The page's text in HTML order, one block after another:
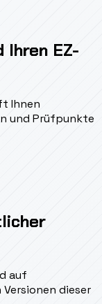
Ihren EZ-
Ihnen
und Prüfpunkte
auf
dieser